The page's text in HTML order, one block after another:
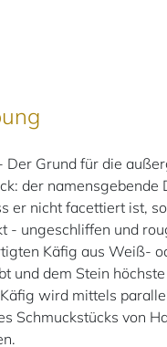
Grund für die
der namensgebende
er nicht facettiert ist,
- ungeschliffen und
Käfig aus Weiß-
und dem Stein
wird mittels
Schmuckstücks von